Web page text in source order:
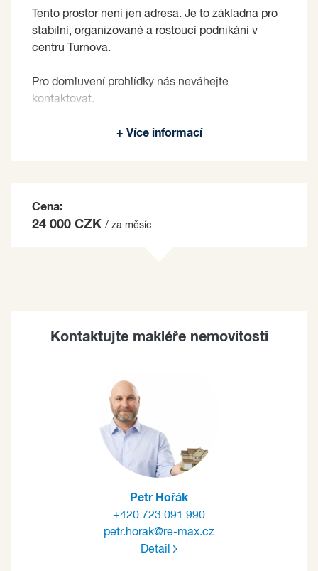
Tento prostor není jen adresa. Je to základna pro
stabilní, organizované a rostoucí podnikání v
centru Turnova.
Pro domluvení prohlídky nás neváhejte
kontaktovat.
na základě jím zvolených kritérií.
+ Více informací
Cena:
24 000 CZK / za měsíc
Kontaktujte makléře nemovitosti
Petr Hořák
+420 723 091 990
petr.horak@re-max.cz
Detail